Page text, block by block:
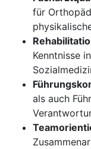
für
Kenntnisse
als auch